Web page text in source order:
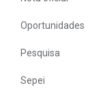
Oportunidades
Pesquisa
Sepei